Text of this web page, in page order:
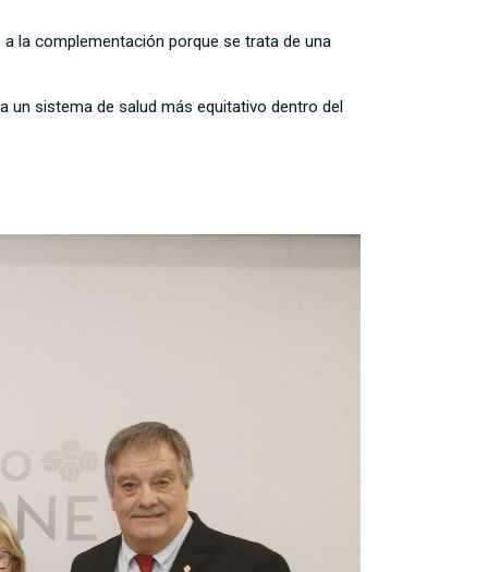
la complementación porque se trata de una
un sistema de salud más equitativo dentro del